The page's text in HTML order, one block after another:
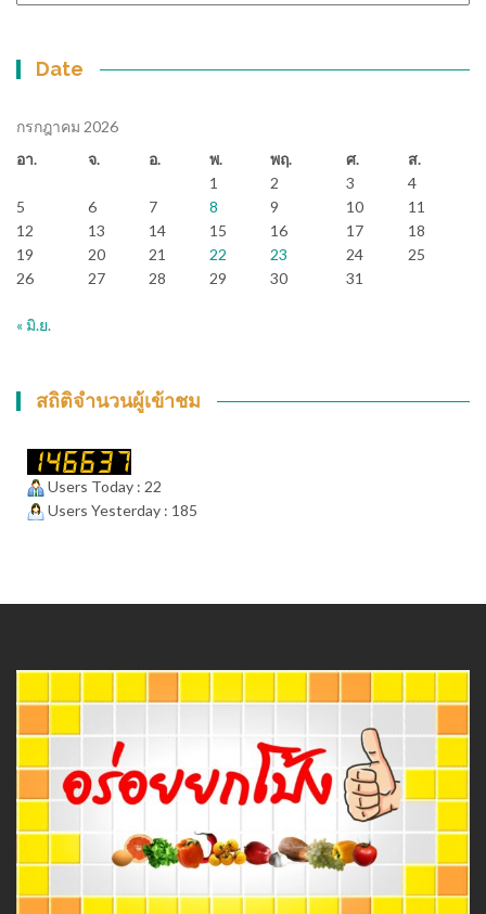
Date
กรกฎาคม 2026
อา.
จ. อ. พ. พฤ. ศ.
ส.
1
2 3
4
5
6 7 8 9 10
11
12
13 14 15 16 17
18
19
20 21 22 23 24
25
26
27 28 29 30 31
« มิ.ย.
สถิติจำนวนผู้เข้าชม
Users Today : 22
Users Yesterday : 185